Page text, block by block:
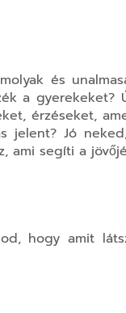
és
a
érzéseket,
jelent? Jó
ami segíti a
hogy amit